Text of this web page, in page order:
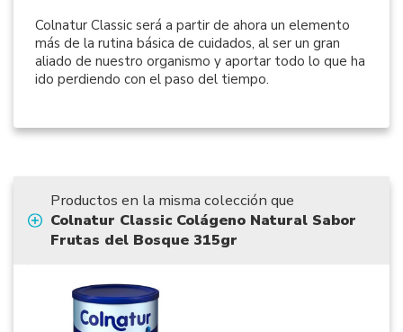
Colnatur Classic será a partir de ahora un elemento
más de la rutina básica de cuidados, al ser un gran
aliado de nuestro organismo y aportar todo lo que ha
ido perdiendo con el paso del tiempo.
Productos en la misma colección que
Colnatur Classic Colágeno Natural Sabor
Frutas del Bosque 315gr